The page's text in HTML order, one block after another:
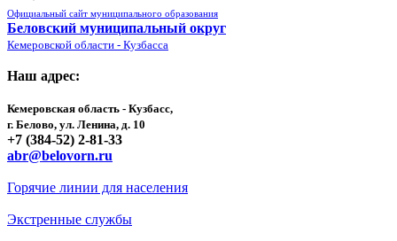
Официальный сайт муниципального образования
Беловский муниципальный округ
Кемеровской области - Кузбасса
Наш адрес:
Кемеровская область - Кузбасс,
г. Белово, ул. Ленина, д. 10
+7 (384-52) 2-81-33
abr@belovorn.ru
Горячие линии для населения
Экстренные службы